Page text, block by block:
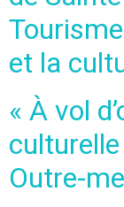
et la
« À vol
Outre-